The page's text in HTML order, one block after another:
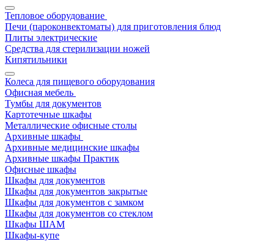
Тепловое оборудование
Печи (пароконвектоматы) для приготовления блюд
Плиты электрические
Средства для стерилизации ножей
Кипятильники
Колеса для пищевого оборудования
Офисная мебель
Тумбы для документов
Картотечные шкафы
Металлические офисные столы
Архивные шкафы
Архивные медицинские шкафы
Архивные шкафы Практик
Офисные шкафы
Шкафы для документов
Шкафы для документов закрытые
Шкафы для документов с замком
Шкафы для документов со стеклом
Шкафы ШАМ
Шкафы-купе